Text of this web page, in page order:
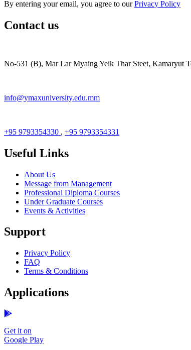
By entering your email, you agree to ourPrivacy Policy
Contact us
No-531 (B), Mar Lar Myaing Yeik Thar Steet, Kamaryut
info@ymaxuniversity.edu.mm
+95 9793354330 , +95 9793354331
Useful Links
About Us
Message from Management
Professional Diploma Courses
Under Graduate Courses
Events & Activities
Support
Privacy Policy
FAQ
Terms & Conditions
Applications
Get it on
Google Play